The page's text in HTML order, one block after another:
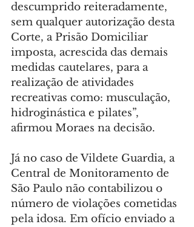
descumprido reiteradamente,
sem qualquer autorização desta
Corte, a Prisão Domiciliar
imposta, acrescida das demais
medidas cautelares, para a
realização de atividades
recreativas como: musculação,
hidroginástica e pilates”,
afirmou Moraes na decisão.
Já no caso de Vildete Guardia, a
Central de Monitoramento de
São Paulo não contabilizou o
número de violações cometidas
pela idosa. Em ofício enviado a